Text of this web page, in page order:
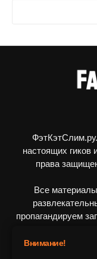
настоящих гиков
права
Все
пропагандируем
Внимание!